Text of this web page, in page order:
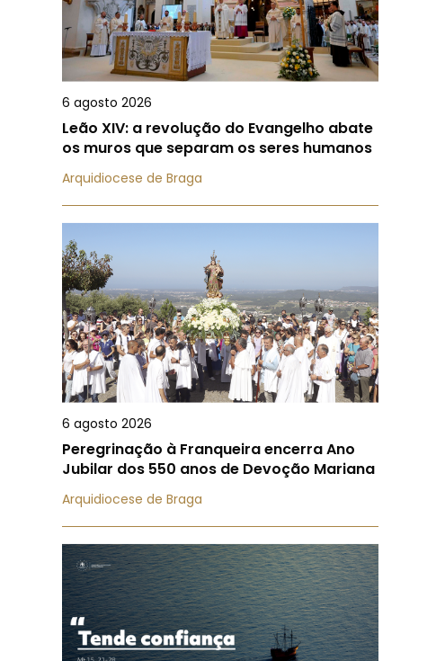
6 agosto 2026
Leão XIV: a revolução do Evangelho abate
os muros que separam os seres humanos
Arquidiocese de Braga
6 agosto 2026
Peregrinação à Franqueira encerra Ano
Jubilar dos 550 anos de Devoção Mariana
Arquidiocese de Braga